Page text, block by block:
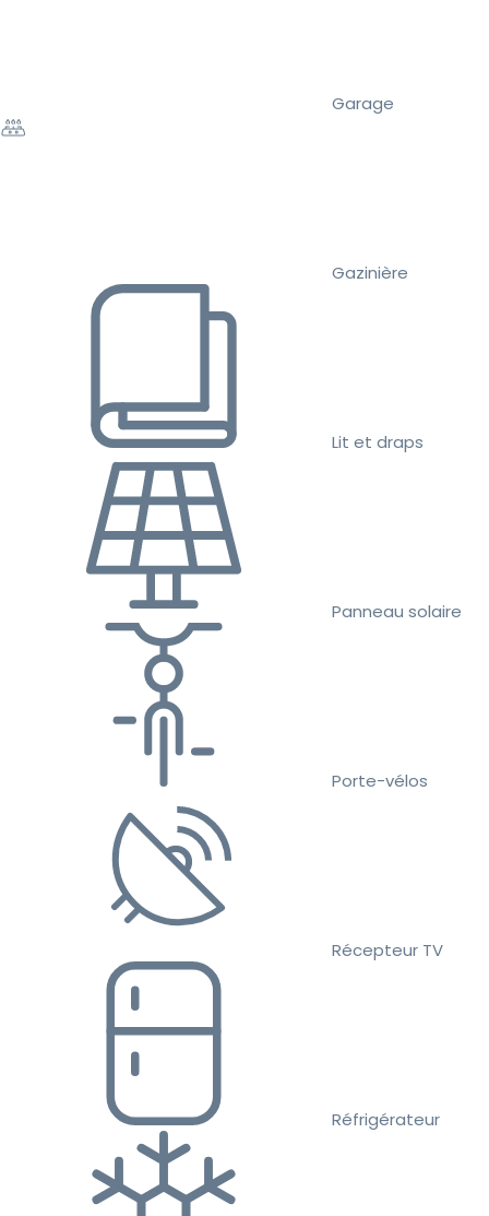
Garage
Gazinière
Lit et draps
Panneau solaire
Porte-vélos
Récepteur TV
Réfrigérateur